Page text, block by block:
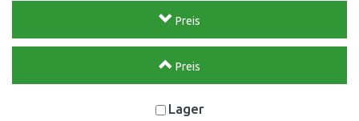
Preis
Preis
Lager